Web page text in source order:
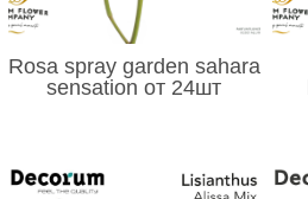
Rosa spray garden sahara
sensation от 24шт